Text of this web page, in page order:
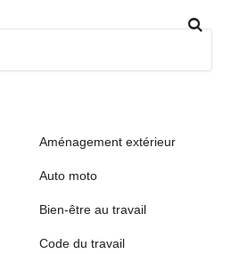
Aménagement extérieur
Auto moto
Bien-être au travail
Code du travail